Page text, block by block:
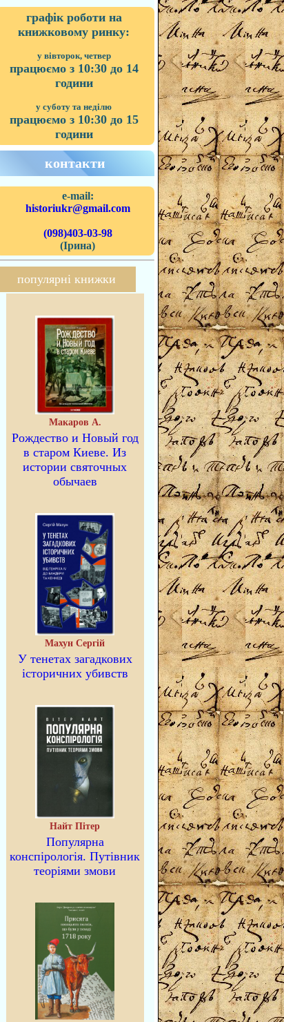
графік роботи на
книжковому ринку:
у вівторок, четвер
працюємо з 10:30 до 14
години
у суботу та неділю
працюємо з 10:30 до 15
години
контакти
e-mail:
historiukr@gmail.com
(098)403-03-98
(Ірина)
популярні книжки
Макаров А.
Рождество и Новый год
в старом Киеве. Из
истории святочных
обычаев
Махун Сергій
У тенетах загадкових
історичних убивств
Найт Пітер
Популярна
конспірологія. Путівник
теоріями змови